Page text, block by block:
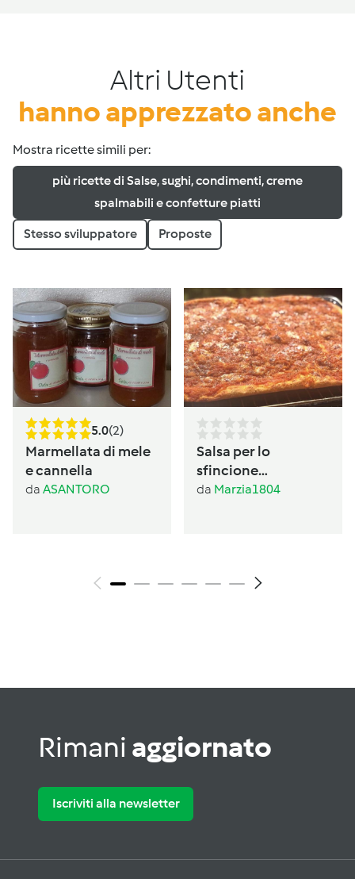
Altri Utenti
hanno apprezzato anche
Mostra ricette simili per:
più ricette di Salse, sughi, condimenti, creme
spalmabili e confetture piatti
Stesso sviluppatore Proposte
5.0(2)
Marmellata di mele
e cannella
da ASANTORO
Salsa per lo
sfincione
palermitano
da Marzia1804
Rimani aggiornato
Iscriviti alla newsletter